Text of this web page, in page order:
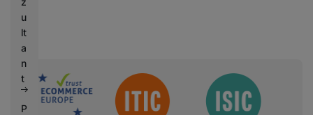
u
lt
a
n
t
P
Sdružení